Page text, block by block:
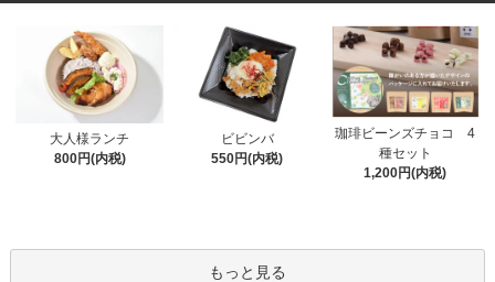
大人様ランチ
800円(内税)
ビビンバ
550円(内税)
珈琲ビーンズチョコ 4
種セット
1,200円(内税)
もっと見る